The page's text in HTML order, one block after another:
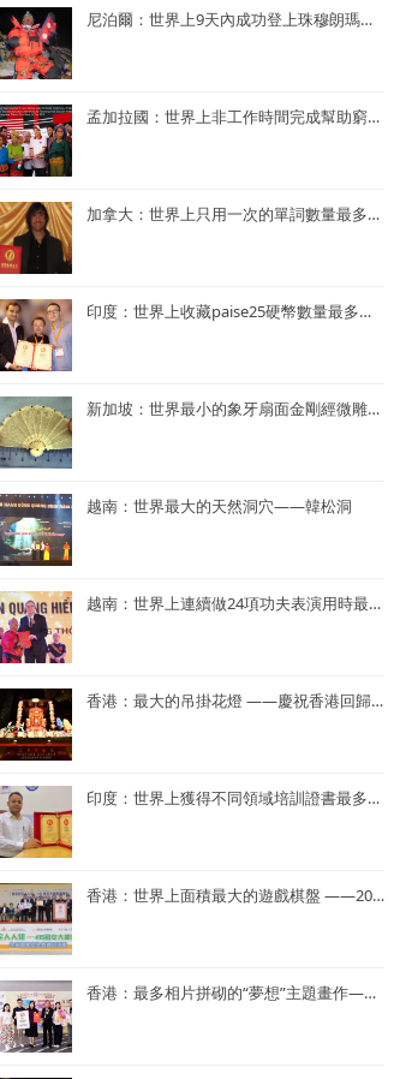
尼泊爾：世界上9天內成功登上珠穆朗瑪峰次數最多—— Kame Sherpa
孟加拉國：世界上非工作時間完成幫助窮人的項目最多的央行行長——孟加拉央行行長Atiur Rahman博士
加拿大：世界上只用一次的單詞數量最多的小說——《Je ne le repeterai pas》
印度：世界上收藏paise25硬幣數量最多的人—— Mr. Rahul G. Keshwani
新加坡：世界最小的象牙扇面金剛經微雕——董重慶收藏的象牙扇面金剛經微雕
越南：世界最大的天然洞穴——韓松洞
越南：世界上連續做24項功夫表演用時最短——NGUYEN QUANG HIEN
香港：最大的吊掛花燈 ——慶祝香港回歸25周年花燈
印度：世界上獲得不同領域培訓證書最多——Dr. Navneet Kumar
香港：世界上面積最大的遊戲棋盤 ——2023年「國家安全人人知—415 國安大棋盤齊齊玩」
香港：最多相片拼砌的“夢想”主題畫作——半島青年商會55周年「拼出夢相」慶祝活動